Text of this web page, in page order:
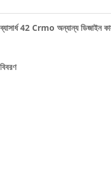
42 Crmo অন্যান্য ডিজাইন